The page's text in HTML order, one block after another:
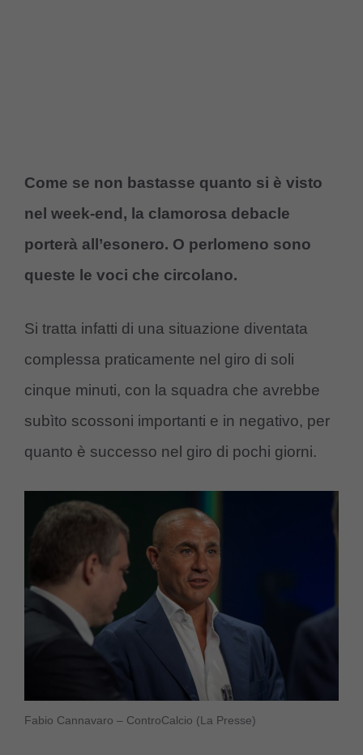
Come se non bastasse quanto si è visto
nel week-end, la clamorosa debacle
porterà all’esonero. O perlomeno sono
queste le voci che circolano.
Si tratta infatti di una situazione diventata
complessa praticamente nel giro di soli
cinque minuti, con la squadra che avrebbe
subìto scossoni importanti e in negativo, per
quanto è successo nel giro di pochi giorni.
Fabio Cannavaro – ControCalcio (La Presse)